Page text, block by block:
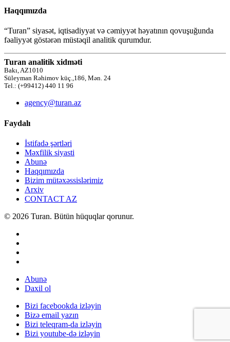
Haqqımızda
“Turan” siyasət, iqtisadiyyat və cəmiyyət həyatının qovuşuğunda
fəaliyyət göstərən müstəqil analitik qurumdur.
Turan analitik xidməti
Bakı, AZ1010
Süleyman Rəhimov küç.,186, Mən. 24
Tel.: (+99412) 440 11 96
agency@turan.az
Faydalı
İstifadə şərtləri
Məxfilik siyasti
Abunə
Haqqımızda
Bizim mütəxəssislərimiz
Arxiv
CONTACT AZ
© 2026 Turan. Bütün hüquqlar qorunur.
Abunə
Daxil ol
Bizi facebookda izləyin
Bizə email yazın
Bizi teleqram-da izləyin
Bizi youtube-də izləyin